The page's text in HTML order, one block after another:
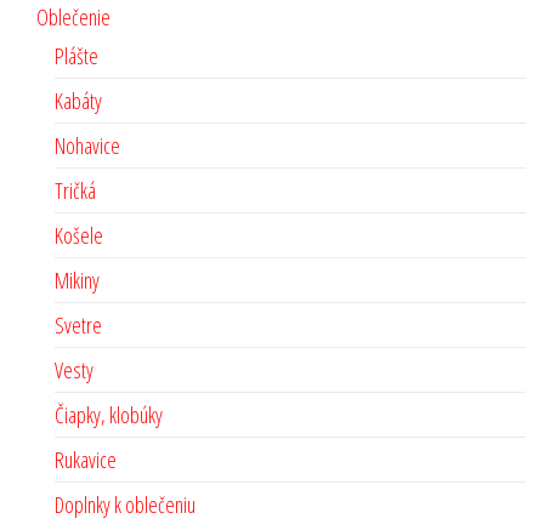
Oblečenie
Plášte
Kabáty
Nohavice
Tričká
Košele
Mikiny
Svetre
Vesty
Čiapky, klobúky
Rukavice
Doplnky k oblečeniu